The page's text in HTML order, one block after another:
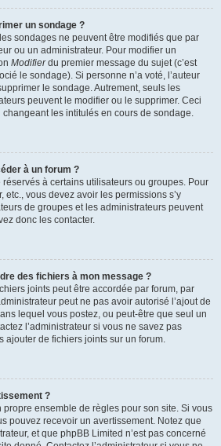
un sondage ?
sondages ne peuvent être modifiés que par
ou un administrateur. Pour modifier un
Modifierdu premier message du sujet (c’est
le sondage). Si personne n’a voté, l’auteur
le sondage. Autrement, seuls les
peuvent le modifier ou le supprimer. Ceci
les intitulés en cours de sondage.
à un forum ?
à certains utilisateurs ou groupes. Pour
etc., vous devez avoir les permissions s’y
de groupes et les administrateurs peuvent
donc les contacter.
des fichiers à mon message ?
joints peut être accordée par forum, par
peut ne pas avoir autorisé l’ajout de
lequel vous postez, ou peut-être que seul un
l’administrateur si vous ne savez pas
ajouter de fichiers joints sur un forum.
?
ensemble de règles pour son site. Si vous
pouvez recevoir un avertissement. Notez que
et que phpBB Limited n’est pas concerné